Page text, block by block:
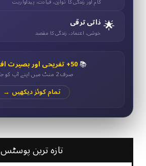
🌟 ذاتی ترقی
خوشی، اعتماد، زندگی کا مقصد
📚50+ تفریحی اور بصیرت افروز کوئز
صرف 2 منٹ میں اپنے آپ کو جانیں
تمام کوئز دیکھیں →
تازہ ترین پوسٹس